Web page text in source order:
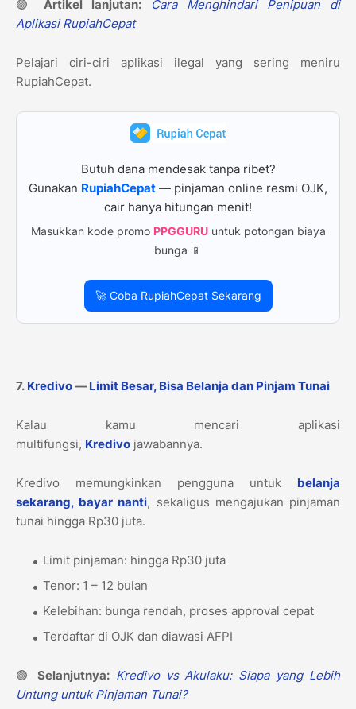
🟢 Artikel lanjutan:
Cara Menghindari Penipuan di
Aplikasi RupiahCepat
Pelajari ciri-ciri aplikasi ilegal yang sering meniru
RupiahCepat.
Butuh dana mendesak tanpa ribet?
Gunakan RupiahCepat — pinjaman online resmi OJK,
cair hanya hitungan menit!
Masukkan kode promo PPGGURUuntuk potongan biaya
bunga 📱
🚀 Coba RupiahCepat Sekarang
7. Kredivo— Limit Besar, Bisa Belanja dan Pinjam Tunai
Kalau kamu mencari aplikasi
multifungsi, Kredivo jawabannya.
Kredivo memungkinkan pengguna untuk belanja
sekarang, bayar nanti, sekaligus mengajukan pinjaman
tunai hingga Rp30 juta.
Limit pinjaman: hingga Rp30 juta
Tenor: 1 – 12 bulan
Kelebihan: bunga rendah, proses approval cepat
Terdaftar di OJK dan diawasi AFPI
🟢 Selanjutnya: Kredivo vs Akulaku: Siapa yang Lebih
Untung untuk Pinjaman Tunai?